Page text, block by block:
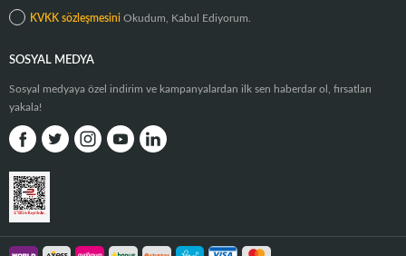
KVKK sözleşmesini Okudum, Kabul Ediyorum.
SOSYAL MEDYA
Sosyal medyaya özel indirim ve kampanyalardan ilk sen haberdar ol, fırsatları
yakala!